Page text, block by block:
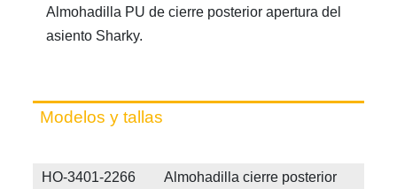
Almohadilla PU de cierre posterior apertura del
asiento Sharky.
Modelos y tallas
HO-3401-2266 Almohadilla cierre posterior